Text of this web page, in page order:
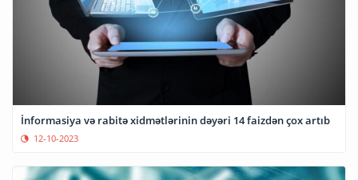
İnformasiya və rabitə xidmətlərinin dəyəri 14 faizdən çox artıb
12-10-2023